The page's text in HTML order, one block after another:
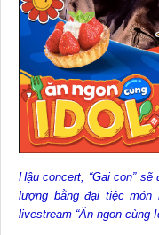
Hậu concert, “Gai con”
lượng bằng đại tiệc món
livestream “Ăn ngon cùng